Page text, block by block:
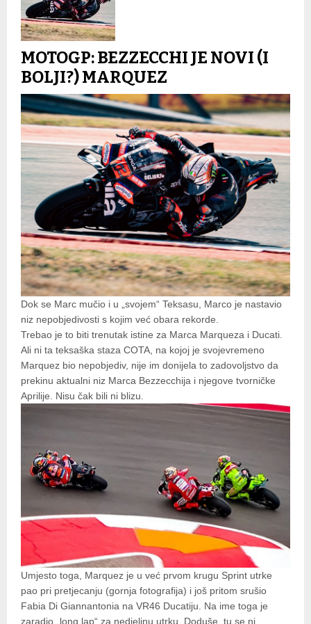
MOTOGP: BEZZECCHI JE NOVI (I
BOLJI?) MARQUEZ
Dok se Marc mučio i u „svojem“ Teksasu, Marco je nastavio
niz nepobjedivosti s kojim već obara rekorde.
Trebao je to biti trenutak istine za Marca Marqueza i Ducati.
Ali ni ta teksaška staza COTA, na kojoj je svojevremeno
Marquez bio nepobjediv, nije im donijela to zadovoljstvo da
prekinu aktualni niz Marca Bezzecchija i njegove tvorničke
Aprilije. Nisu čak bili ni blizu.
Umjesto toga, Marquez je u već prvom krugu Sprint utrke
pao pri pretjecanju (gornja fotografija) i još pritom srušio
Fabia Di Giannantonia na VR46 Ducatiju. Na ime toga je
zaradio „long lap“ za nedjeljnu utrku. Doduše, tu se ni